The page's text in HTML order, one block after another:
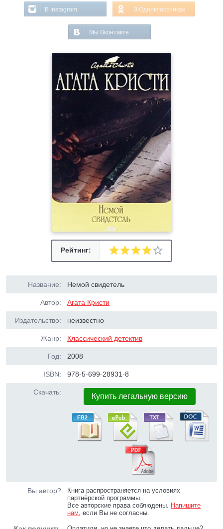
В Instagram В Одноклассниках
Мы Вконтакте
Рейтинг:
Название: Немой свидетель
Автор: Агата Кристи
Издательство: неизвестно
Жанр: Классический детектив
Год: 2008
ISBN: 978-5-699-28931-8
Скачать: Купить легальную версию
Вы автор?
Книга распространяется на условиях
партнёрской программы.
Все авторские права соблюдены. Напишите
нам, если Вы не согласны.